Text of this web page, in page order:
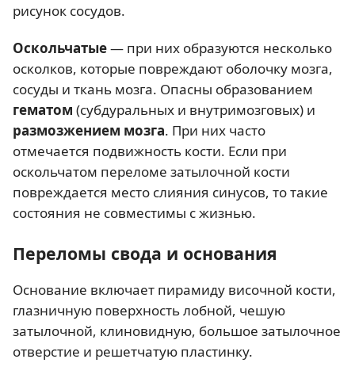
рисунок сосудов.
Оскольчатые— при них образуются несколько
осколков, которые повреждают оболочку мозга,
сосуды и ткань мозга. Опасны образованием
гематом (субдуральных и внутримозговых) и
размозжением мозга. При них часто
отмечается подвижность кости. Если при
оскольчатом переломе затылочной кости
повреждается место слияния синусов, то такие
состояния не совместимы с жизнью.
Переломы свода и основания
Основание включает пирамиду височной кости,
глазничную поверхность лобной, чешую
затылочной, клиновидную, большое затылочное
отверстие и решетчатую пластинку.